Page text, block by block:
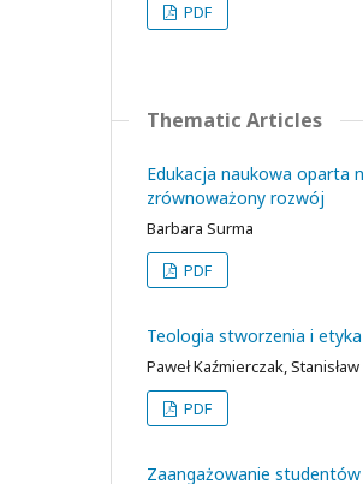
PDF
Thematic Articles
Edukacja naukowa oparta
zrównoważony rozwój
Barbara Surma
PDF
Teologia stworzenia i
Paweł Kaźmierczak,
PDF
Zaangażowanie studentów